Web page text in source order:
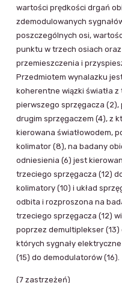
wartości prędkości drgań
zdemodulowanych
poszczególnych osi,
punktu w trzech osiach
przemieszczenia i
Przedmiotem wynalazku
koherentne wiązki światła z
pierwszego sprzęgacza (2),
drugim sprzęgaczem (4), z
kierowana światłowodem,
kolimator (8), na badany
odniesienia (6) jest
trzeciego sprzęgacza (12)
kolimatory (10) i układ
odbita i rozproszona na
trzeciego sprzęgacza (12)
poprzez demultiplekser
których sygnały
(15) do demodulatorów (16).
(7 zastrzeżeń)